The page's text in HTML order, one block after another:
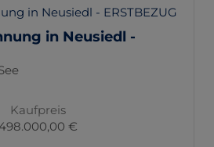
in Neusiedl -
Kaufpreis
€